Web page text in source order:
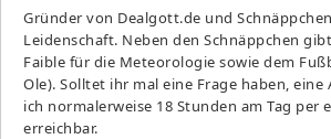
Gründer von Dealgott.de und
Leidenschaft. Neben den Schnäppchen
Fai­ble für die Meteorologie sowie dem
Ole). Solltet ihr mal eine Frage haben, eine
ich normalerweise 18 Stunden am Tag per
erreichbar.